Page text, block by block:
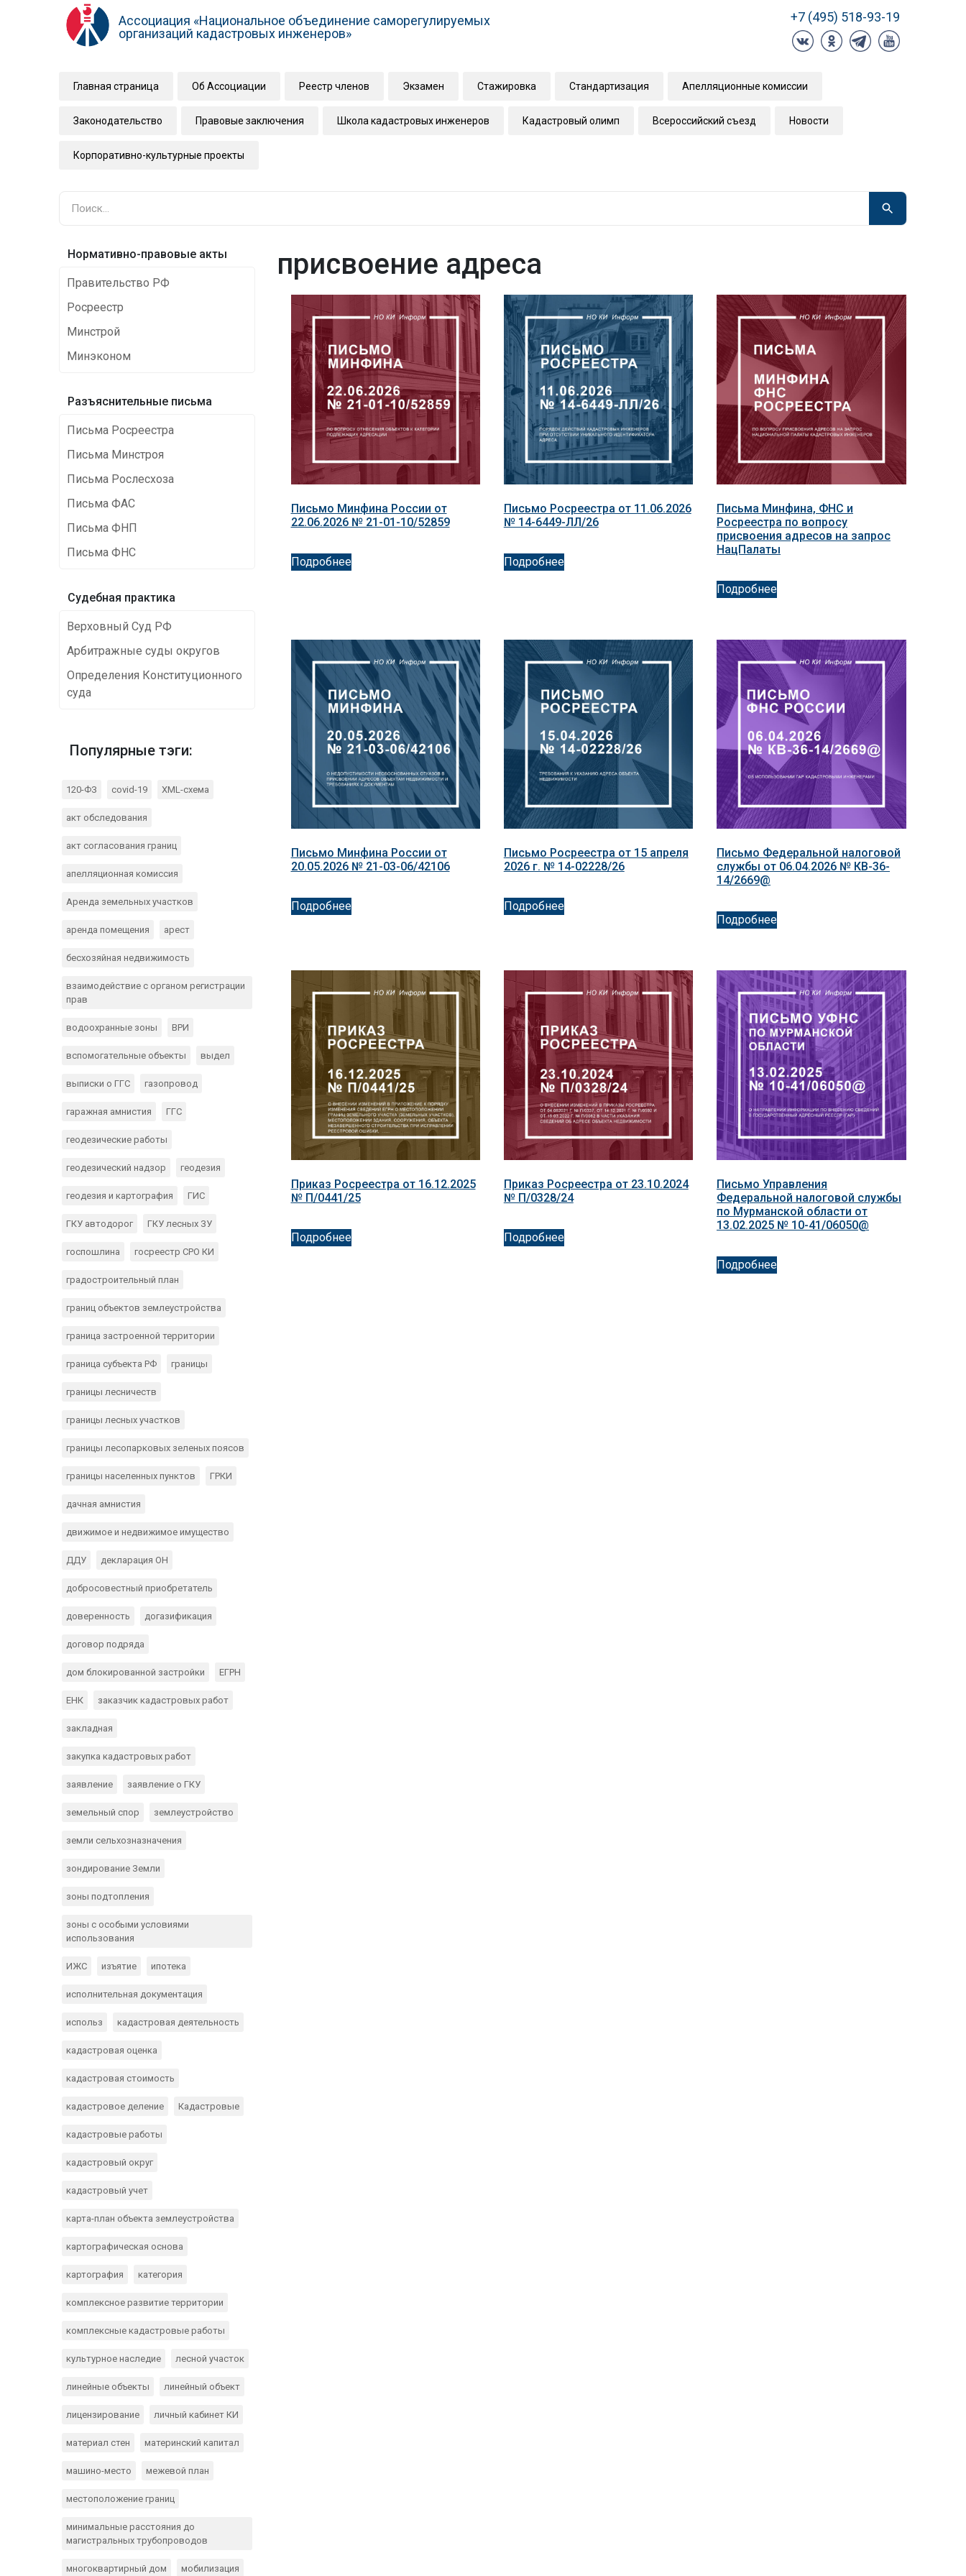
Ассоциация «Национальное объединение саморегулируемых
организаций кадастровых инженеров»
+7 (495) 518-93-19
Главная страница Об Ассоциации Реестр членов Экзамен Стажировка Стандартизация Апелляционные комиссии
Законодательство Правовые заключения Школа кадастровых инженеров Кадастровый олимп Всероссийский съезд Новости
Корпоративно-культурные проекты
Нормативно-правовые акты
Правительство РФ
Росреестр
Минстрой
Минэконом
Разъяснительные письма
Письма Росреестра
Письма Минстроя
Письма Рослесхоза
Письма ФАС
Письма ФНП
Письма ФНС
Cудебная практика
Верховный Суд РФ
Арбитражные суды округов
Определения Конституционного
суда
Популярные тэги:
120-ФЗ covid-19 XML-схема
акт обследования
акт согласования границ
апелляционная комиссия
Аренда земельных участков
аренда помещения арест
бесхозяйная недвижимость
взаимодействие с органом регистрации
прав
водоохранные зоны ВРИ
вспомогательные объекты выдел
выписки о ГГС газопровод
гаражная амнистия ГГС
геодезические работы
геодезический надзор геодезия
геодезия и картография ГИС
ГКУ автодорог ГКУ лесных ЗУ
госпошлина госреестр СРО КИ
градостроительный план
границ объектов землеустройства
граница застроенной территории
граница субъекта РФ границы
границы лесничеств
границы лесных участков
границы лесопарковых зеленых поясов
границы населенных пунктов ГРКИ
дачная амнистия
движимое и недвижимое имущество
ДДУ декларация ОН
добросовестный приобретатель
доверенность догазификация
договор подряда
дом блокированной застройки ЕГРН
ЕНК заказчик кадастровых работ
закладная
закупка кадастровых работ
заявление заявление о ГКУ
земельный спор землеустройство
земли сельхозназначения
зондирование Земли
зоны подтопления
зоны с особыми условиями
использования
ИЖС изъятие ипотека
исполнительная документация
использ кадастровая деятельность
кадастровая оценка
кадастровая стоимость
кадастровое деление Кадастровые
кадастровые работы
кадастровый округ
кадастровый учет
карта-план объекта землеустройства
картографическая основа
картография категория
комплексное развитие территории
комплексные кадастровые работы
культурное наследие лесной участок
линейные объекты линейный объект
лицензирование личный кабинет КИ
материал стен материнский капитал
машино-место межевой план
местоположение границ
минимальные расстояния до
магистральных трубопроводов
многоквартирный дом мобилизация
присвоение адреса
Письмо Минфина России от
22.06.2026 № 21-01-10/52859
Подробнее
Письмо Росреестра от 11.06.2026
№ 14-6449-ЛЛ/26
Подробнее
Письма Минфина, ФНС и
Росреестра по вопросу
присвоения адресов на запрос
НацПалаты
Подробнее
Письмо Минфина России от
20.05.2026 № 21-03-06/42106
Подробнее
Письмо Росреестра от 15 апреля
2026 г. № 14-02228/26
Подробнее
Письмо Федеральной налоговой
службы от 06.04.2026 № КВ-36-
14/2669@
Подробнее
Приказ Росреестра от 16.12.2025
№ П/0441/25
Подробнее
Приказ Росреестра от 23.10.2024
№ П/0328/24
Подробнее
Письмо Управления
Федеральной налоговой службы
по Мурманской области от
13.02.2025 № 10-41/06050@
Подробнее